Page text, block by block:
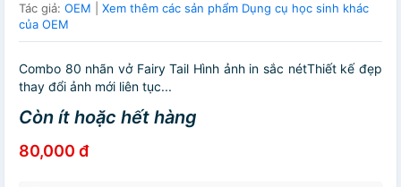
Tác giả: OEM
Xem thêm các sản phẩm Dụng cụ học sinh khác
của OEM
Combo 80 nhãn vở Fairy Tail Hình ảnh in sắc nétThiết kế đẹp
thay đổi ảnh mới liên tục...
Còn ít hoặc hết hàng
80,000 đ